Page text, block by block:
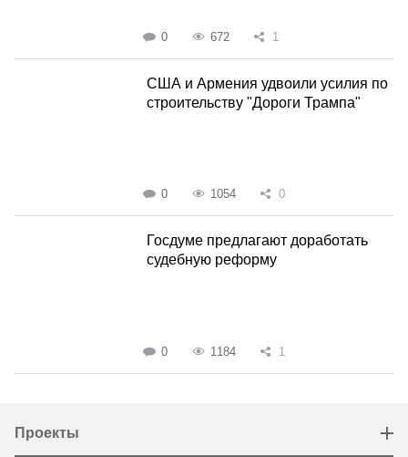
0 672 1
США и Армения удвоили усилия по
строительству "Дороги Трампа"
0 1054 0
Госдуме предлагают доработать
судебную реформу
0 1184 1
Проекты